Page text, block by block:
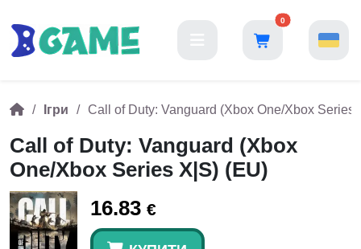
0
Ігри Call of Duty: Vanguard (Xbox One/Xbox Series
Call of Duty: Vanguard (Xbox
One/Xbox Series X|S) (EU)
16.83 €